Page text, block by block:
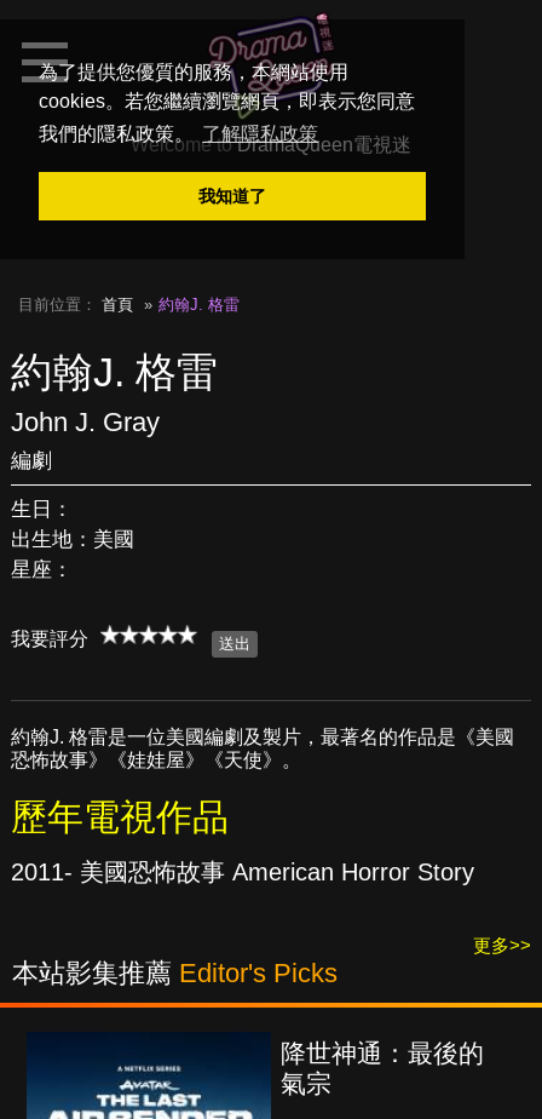
為了提供您優質的服務，本網站使用
cookies。若您繼續瀏覽網頁，即表示您同意
我們的隱私政策。
了解隱私政策
我知道了
Welcome toDramaQueen電視迷
目前位置： 首頁 約翰J. 格雷
約翰J. 格雷
John J. Gray
編劇
生日：
出生地：美國
星座：
我要評分
約翰J. 格雷是一位美國編劇及製片，最著名的作品是《美國
恐怖故事》《娃娃屋》《天使》。
歷年電視作品
2011- 美國恐怖故事 American Horror Story
更多>>
本站影集推薦 Editor's Picks
降世神通：最後的
氣宗